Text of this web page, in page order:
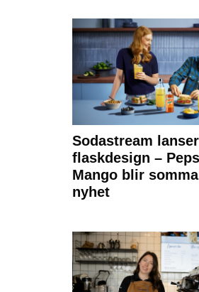
Sodastream
flaskdesign –
Mango blir
nyhet